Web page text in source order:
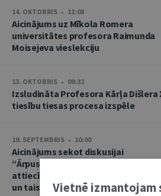
14. OKTOBRIS • 11:08
Aicinājums uz Mīkola Romera
universitātes profesora Raimunda
Moisejeva vieslekciju
13. OKTOBRIS • 09:32
Izsludināta Profesora Kārļa
tiesību tiesas procesa izspēle
19. SEPTEMBRIS • 10:00
Aicinājums sekot diskusijai
“Ārpustiesas krimināltiesisko
attiecību noregulēšana – vai efektīva
un taisnīga?”Vietnē izmantojam